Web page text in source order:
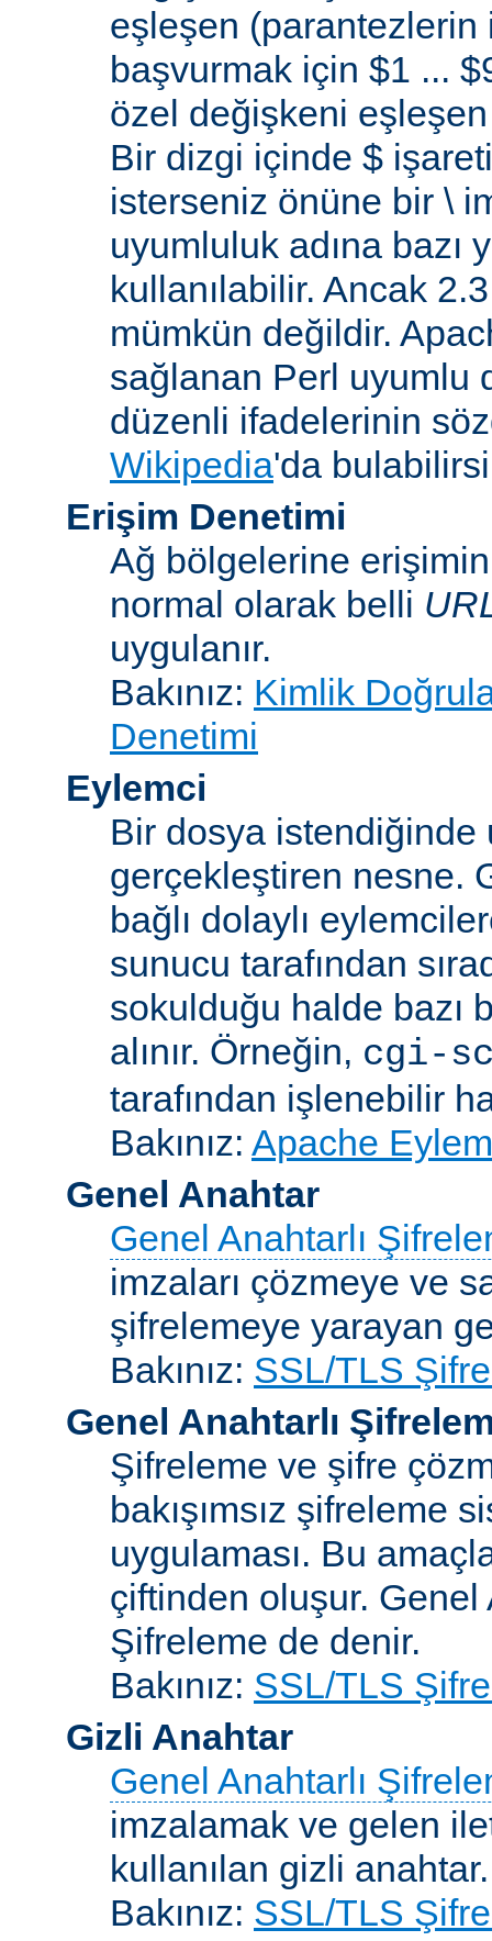
eşleşen (parantezlerin
başvurmak için $1 ...
özel değişkeni eşleşen
Bir dizgi içinde $
isterseniz önüne bir \
uyumluluk adına
kullanılabilir. Ancak
mümkün değildir.
sağlanan Perl uyumlu
düzenli ifadelerinin
Wikipedia'da
Erişim Denetimi
Ağ bölgelerine erişimin
normal olarak belli
uygulanır.
Bakınız: Kimlik
Denetimi
Eylemci
Bir dosya
gerçekleştiren nesne.
bağlı dolaylı
sunucu tarafından
sokulduğu halde bazı
alınır. Örneğin, cgi-
tarafından işlenebilir
Bakınız: Apache
Genel Anahtar
Genel Anahtarlı
imzaları çözmeye ve
şifrelemeye yarayan
Bakınız: SSL/TLS
Genel Anahtarlı
Şifreleme ve şifre
bakışımsız şifreleme
uygulaması. Bu
çiftinden oluşur. Genel
Şifreleme de denir.
Bakınız: SSL/TLS
Gizli Anahtar
Genel Anahtarlı
imzalamak ve gelen
kullanılan gizli anahtar.
Bakınız: SSL/TLS